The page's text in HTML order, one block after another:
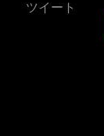
ツイート